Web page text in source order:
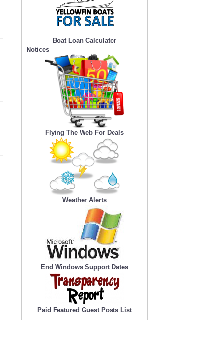
Boat Loan Calculator
Notices
Flying The Web For Deals
Weather Alerts
End Windows Support Dates
Paid Featured Guest Posts List